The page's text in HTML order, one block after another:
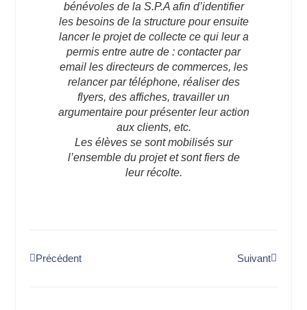
bénévoles de la S.P.A afin d’identifier
les besoins de la structure pour ensuite
lancer le projet de collecte ce qui leur a
permis entre autre de : contacter par
email les directeurs de commerces, les
relancer par téléphone, réaliser des
flyers, des affiches, travailler un
argumentaire pour présenter leur action
aux clients, etc.
Les élèves se sont mobilisés sur
l’ensemble du projet et sont fiers de
leur récolte.
Précédent Suivant